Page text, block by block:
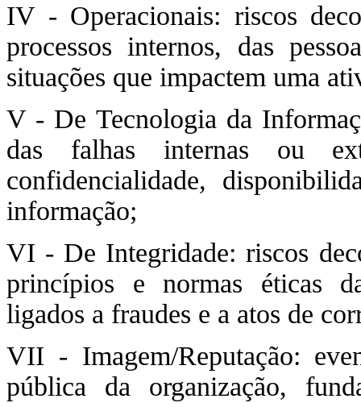
IV - Operacionais: riscos
processos internos, das
situações que impactem uma
V - De Tecnologia da
das falhas internas ou
confidencialidade,
informação;
VI - De Integridade: riscos
princípios e normas éticas
ligados a fraudes e a atos de
VII - Imagem/Reputação:
pública da organização,